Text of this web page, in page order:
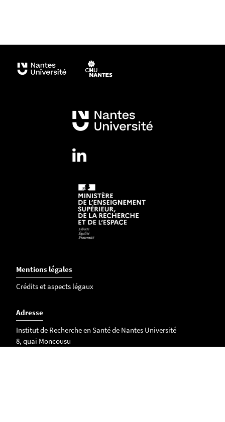
Mentions légales
Crédits et aspects légaux
Adresse
Institut de Recherche en Santé de Nantes Université
8, quai Moncousu